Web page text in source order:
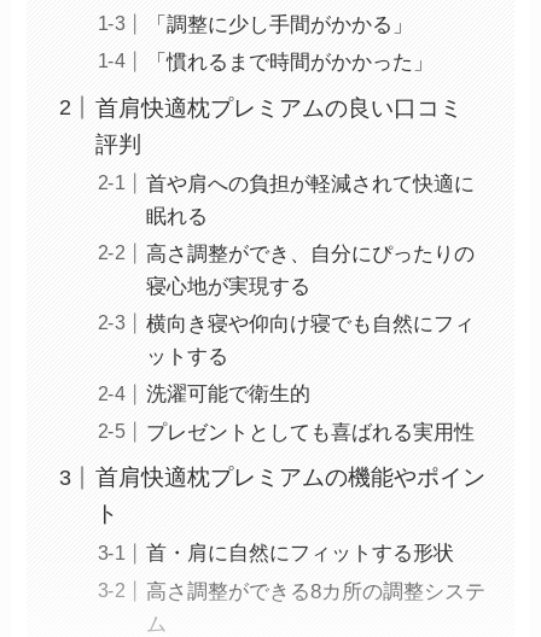
「調整に少し手間がかかる」
「慣れるまで時間がかかった」
首肩快適枕プレミアムの良い口コミ
評判
首や肩への負担が軽減されて快適に
眠れる
高さ調整ができ、自分にぴったりの
寝心地が実現する
横向き寝や仰向け寝でも自然にフィ
ットする
洗濯可能で衛生的
プレゼントとしても喜ばれる実用性
首肩快適枕プレミアムの機能やポイン
ト
首・肩に自然にフィットする形状
高さ調整ができる8カ所の調整システ
ム